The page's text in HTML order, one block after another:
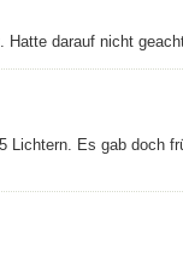
darauf nicht
Es gab doch